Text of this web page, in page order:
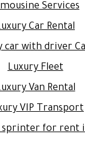
Services
Car Rental
car with driver
Luxury Fleet
Van Rental
VIP Transport
sprinter for rent